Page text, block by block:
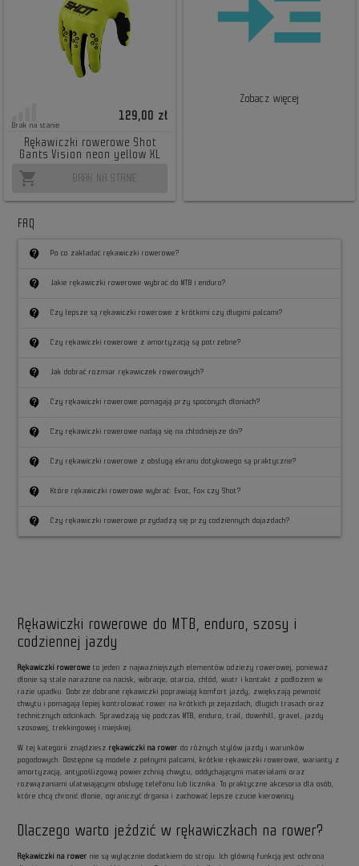
Brak na stanie
129,00 zł
Rękawiczki rowerowe Shot
Gants Vision neon yellow XL
shopping_cart BRAK NA STANIE
Zobacz więcej
FAQ
contact_support Po co zakładać rękawiczki rowerowe?
contact_support Jakie rękawiczki rowerowe wybrać do MTB i enduro?
contact_support Czy lepsze są rękawiczki rowerowe z krótkimi czy długimi palcami?
contact_support Czy rękawiczki rowerowe z amortyzacją są potrzebne?
contact_support Jak dobrać rozmiar rękawiczek rowerowych?
contact_support Czy rękawiczki rowerowe pomagają przy spoconych dłoniach?
contact_support Czy rękawiczki rowerowe nadają się na chłodniejsze dni?
contact_support Czy rękawiczki rowerowe z obsługą ekranu dotykowego są praktyczne?
contact_support Które rękawiczki rowerowe wybrać: Evoc, Fox czy Shot?
contact_support Czy rękawiczki rowerowe przydadzą się przy codziennych dojazdach?
Rękawiczki rowerowe do MTB, enduro, szosy i
codziennej jazdy
Rękawiczki rowerowe to jeden z najważniejszych elementów odzieży rowerowej, ponieważ
dłonie są stale narażone na nacisk, wibracje, otarcia, chłód, wiatr i kontakt z podłożem w
razie upadku. Dobrze dobrane rękawiczki poprawiają komfort jazdy, zwiększają pewność
chwytu i pomagają lepiej kontrolować rower na krótkich przejazdach, długich trasach oraz
technicznych odcinkach. Sprawdzają się podczas MTB, enduro, trail, downhill, gravel, jazdy
szosowej, trekkingowej i miejskiej.
W tej kategorii znajdzieszrękawiczki na rower do różnych stylów jazdy i warunków
pogodowych. Dostępne są modele z pełnymi palcami, krótkie rękawiczki rowerowe, warianty z
amortyzacją, antypoślizgową powierzchnią chwytu, oddychającymi materiałami oraz
rozwiązaniami ułatwiającymi obsługę telefonu lub licznika. To praktyczne akcesoria dla osób,
które chcą chronić dłonie, ograniczyć drgania i zachować lepsze czucie kierownicy.
Dlaczego warto jeździć w rękawiczkach na rower?
Rękawiczki na rower nie są wyłącznie dodatkiem do stroju. Ich główną funkcją jest ochrona